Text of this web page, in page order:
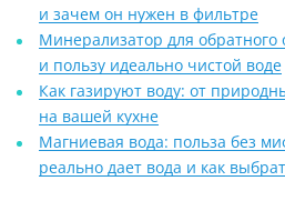
и зачем он нужен в фильтре
Минерализатор для обратного
и пользу идеально чистой воде
Как газируют воду: от
на вашей кухне
Магниевая вода: польза без
реально дает вода и как